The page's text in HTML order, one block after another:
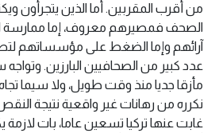
من أقرب المقربين. أما الذين يتجرأون
الصحف فمصيرهم معروف، إما ممارسة
آرائهم وإما الضغط على مؤسساتهم
عدد كبير من الصحافيين البارزين. وتواجه
مأزقا جديا منذ وقت طويل، ولا سيما تجاه
نكرره من رهانات غير واقعية نتيجة
غابت عنها تركيا تسعين عاما، بات لازمة